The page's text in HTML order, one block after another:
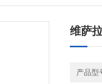
维萨
产品型